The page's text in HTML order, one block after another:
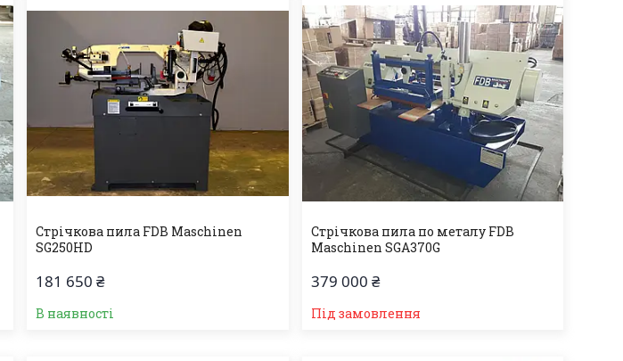
Стрічкова пила FDB Maschinen
SG250HD
181 650 ₴
В наявності
Стрічкова пила по металу FDB
Maschinen SGA370G
379 000 ₴
Під замовлення